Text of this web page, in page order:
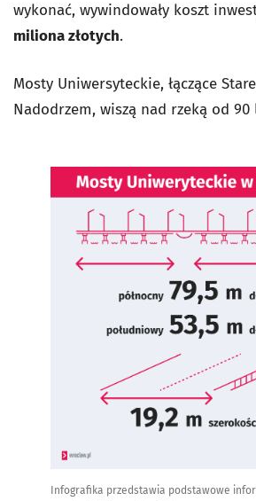
wykonać, wywindowały koszt
miliona złotych.
Mosty Uniwersyteckie, łączące
Nadodrzem, wiszą nad rzeką od 90
Infografika przedstawia podstawowe